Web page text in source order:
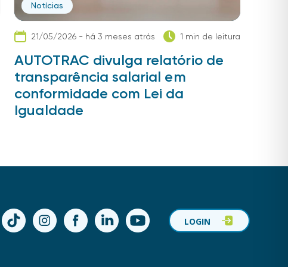
Notícias
21/05/2026 - há 3 meses atrás 1 min de leitura
AUTOTRAC divulga relatório de
transparência salarial em
conformidade com Lei da
Igualdade
TikTok InstagramFacebookLinkedInYouTube
LOGIN